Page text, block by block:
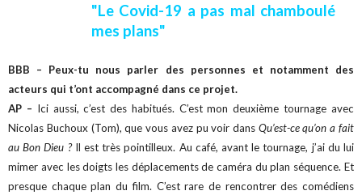
"Le Covid-19 a pas mal chamboulé
mes plans"
BBB – Peux-tu nous parler des personnes et notamment des
acteurs qui t’ont accompagné dans ce projet.
AP – Ici aussi, c’est des habitués. C’est mon deuxième tournage avec
Nicolas Buchoux (Tom), que vous avez pu voir dans Qu’est-ce qu’on a fait
au Bon Dieu ?Il est très pointilleux. Au café, avant le tournage, j’ai du lui
mimer avec les doigts les déplacements de caméra du plan séquence. Et
presque chaque plan du film. C’est rare de rencontrer des comédiens